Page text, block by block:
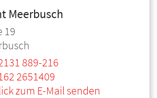
Meerbusch
19
889-216
2651409
zum E-Mail senden